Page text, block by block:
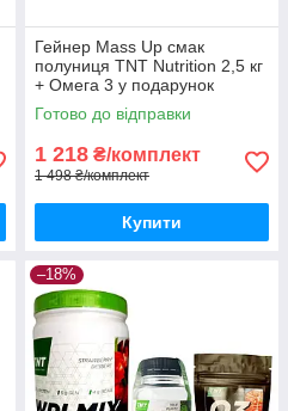
Гейнер Mass Up смак
полуниця TNT Nutrition 2,5 кг
+ Омега 3 у подарунок
Готово до відправки
1 218 ₴/комплект
1 498 ₴/комплект
Купити
–18%